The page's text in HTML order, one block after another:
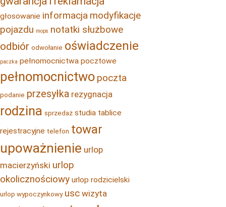
głosowanie informacja modyfikacje
pojazdu mops notatki służbowe
odbiór odwołanie oświadczenie
paczka pełnomocnictwa pocztowe
pełnomocnictwo poczta
podanie przesyłka rezygnacja
rodzina sprzedaż studia tablice
rejestracyjne telefon towar
upoważnienie urlop
macierzyński urlop
okolicznościowy urlop rodzicielski
urlop wypoczynkowy usc wizyta